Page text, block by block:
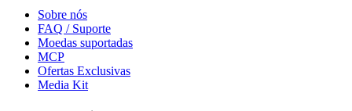
Sobre nós
FAQ / Suporte
Moedas suportadas
MCP
Ofertas Exclusivas
Media Kit